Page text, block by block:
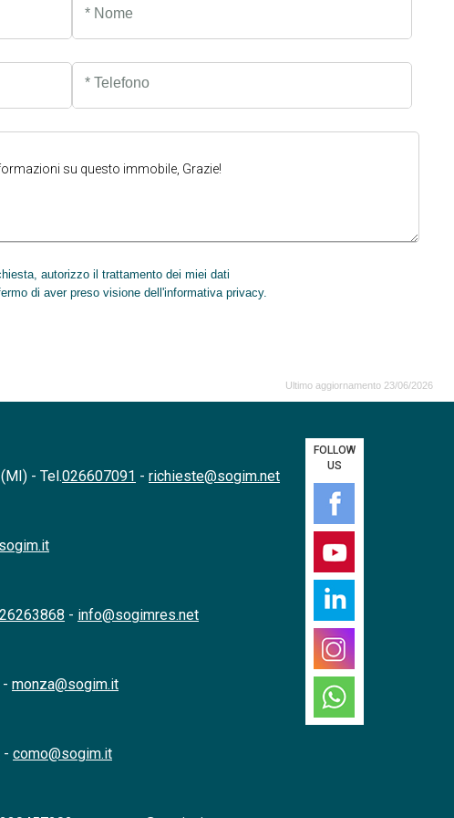
* Nome
* Telefono
autorizzo il trattamento dei miei dati
di aver preso visione dell'informativa privacy.
Ultimo aggiornamento 23/06/2026
- Tel.026607091 -richieste@sogim.net
- info@sogimres.net
-monza@sogim.it
-como@sogim.it
FOLLOW
US